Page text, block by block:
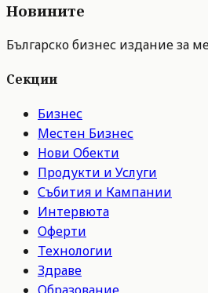
Новините
Българско бизнес издание за
Секции
Бизнес
Местен Бизнес
Нови Обекти
Продукти и Услуги
Събития и Кампании
Интервюта
Оферти
Технологии
Здраве
Образование